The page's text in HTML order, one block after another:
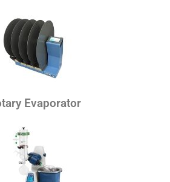
Evaporator